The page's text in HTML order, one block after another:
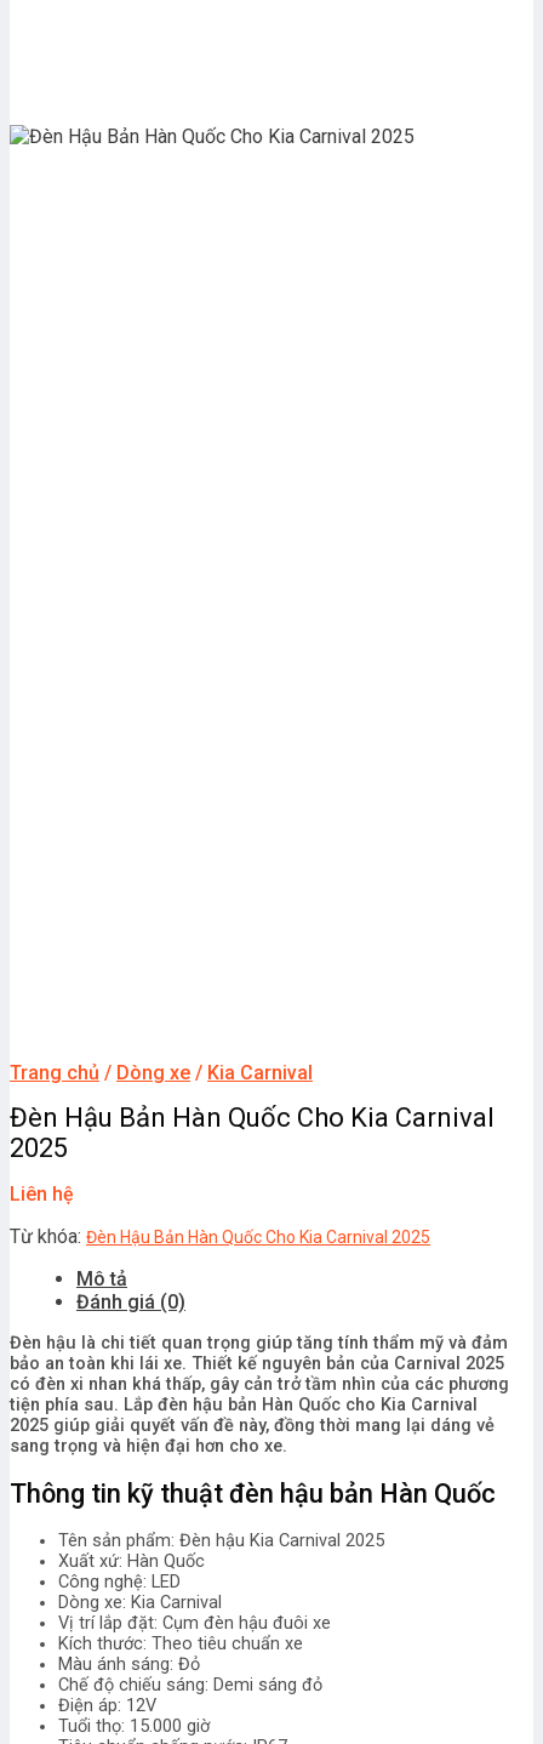
Trang chủ / Dòng xe / Kia Carnival
Đèn Hậu Bản Hàn Quốc Cho Kia Carnival
2025
Liên hệ
Từ khóa: Đèn Hậu Bản Hàn Quốc Cho Kia Carnival 2025
Mô tả
Đánh giá (0)
Đèn hậu là chi tiết quan trọng giúp tăng tính thẩm mỹ và đảm
bảo an toàn khi lái xe. Thiết kế nguyên bản của Carnival 2025
có đèn xi nhan khá thấp, gây cản trở tầm nhìn của các phương
tiện phía sau. Lắp đèn hậu bản Hàn Quốc cho Kia Carnival
2025 giúp giải quyết vấn đề này, đồng thời mang lại dáng vẻ
sang trọng và hiện đại hơn cho xe.
Thông tin kỹ thuật đèn hậu bản Hàn Quốc
Tên sản phẩm: Đèn hậu Kia Carnival 2025
Xuất xứ: Hàn Quốc
Công nghệ: LED
Dòng xe: Kia Carnival
Vị trí lắp đặt: Cụm đèn hậu đuôi xe
Kích thước: Theo tiêu chuẩn xe
Màu ánh sáng: Đỏ
Chế độ chiếu sáng: Demi sáng đỏ
Điện áp: 12V
Tuổi thọ: 15.000 giờ